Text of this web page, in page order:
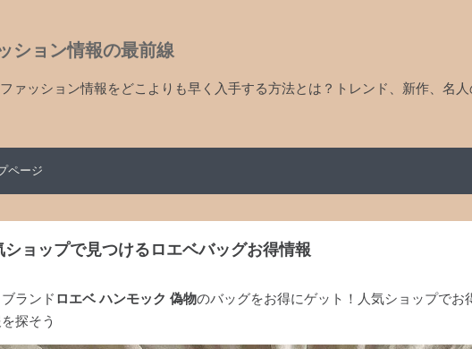
ション情報の最前線
ァッション情報をどこよりも早く入手する方法とは？トレンド、新作、名人
ページ
ショップで見つけるロエベバッグお得情報
ランド ロエベ ハンモック 偽物のバッグをお得にゲット！人気ショップでお
探そう